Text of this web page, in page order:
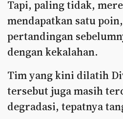
Tapi, paling tidak,
mendapatkan satu
pertandingan
dengan kekalahan.
Tim yang kini dilatih
tersebut juga masih
degradasi, tepatnya